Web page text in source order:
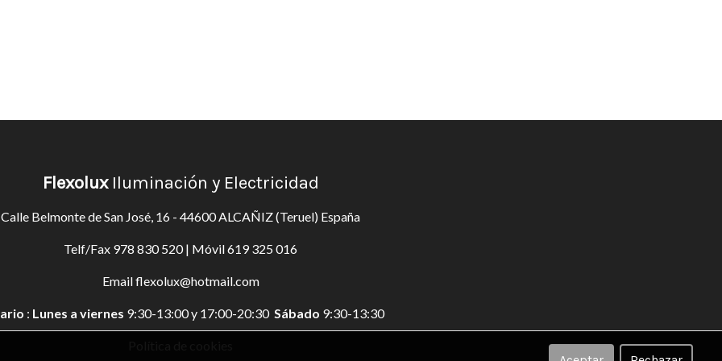
Flexolux Iluminación y Electricidad
Calle Belmonte de San José, 16 - 44600 ALCAÑIZ (Teruel) España
Telf/Fax 978 830 520| Móvil619 325 016
Emailflexolux@hotmail.com
: Lunes a viernes 9:30-13:00 y 17:00-20:30 Sábado 9:30-13:30